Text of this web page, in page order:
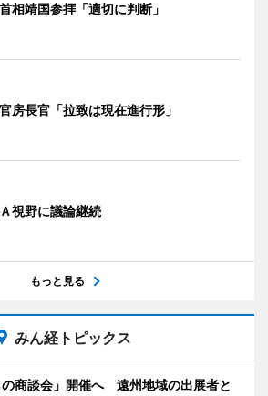
相靖国参拝「適切に判断」
房長官「拉致は現在進行形」
視野に議論継続
もっと見る
みん経トピックス
の商談会」開催へ 遠州地域の出展者と